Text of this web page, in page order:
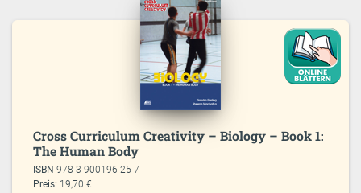
Cross Curriculum Creativity – Biology – Book 1:
The Human Body
ISBN978-3-900196-25-7
Preis: 19,70 €